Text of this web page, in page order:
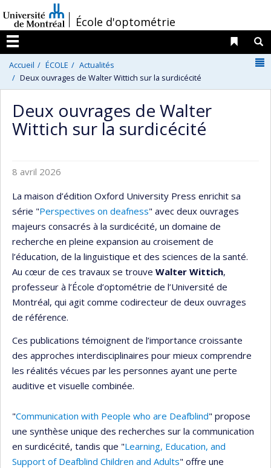
au
contenu
/École d'optométrie
Menu
Liens
Accueil ÉCOLE
Actualités
Deux ouvrages de Walter Wittich sur la surdicécité
Deux ouvrages de Walter
Wittich sur la surdicécité
8 avril 2026
La maison d’édition Oxford University Press enrichit sa
série "Perspectives on deafness" avec deux ouvrages
majeurs consacrés à la surdicécité, un domaine de
recherche en pleine expansion au croisement de
l’éducation, de la linguistique et des sciences de la santé.
Au cœur de ces travaux se trouve Walter Wittich,
professeur à l’École d’optométrie de l’Université de
Montréal, qui agit comme codirecteur de deux ouvrages
de référence.
Ces publications témoignent de l’importance croissante
des approches interdisciplinaires pour mieux comprendre
les réalités vécues par les personnes ayant une perte
auditive et visuelle combinée.
"Communication with People who are Deafblind" propose
une synthèse unique des recherches sur la communication
en surdicécité, tandis que "Learning, Education, and
Support of Deafblind Children and Adults" offre une